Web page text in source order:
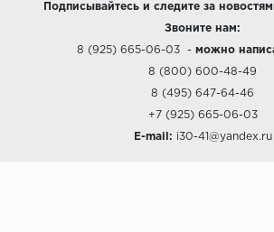
Подписывайтесь и следите за
Звоните нам:
8 (925) 665-06-03- можно
8 (800) 600-48-49
8 (495) 647-64-46
+7 (925) 665-06-03
E-mail: i30-41@yandex.ru